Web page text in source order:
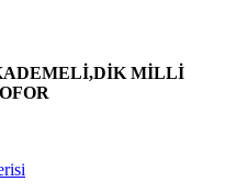
MİLLİ